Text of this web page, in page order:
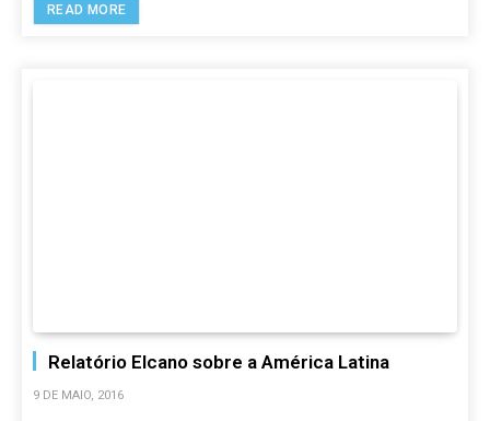
READ MORE
Relatório Elcano sobre a América Latina
9 DE MAIO, 2016